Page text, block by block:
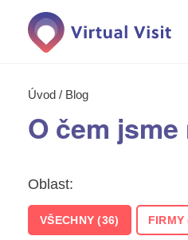
Firmy
Úvod / Blog
O čem
Oblast:
VŠECHNY (36) FIRMY